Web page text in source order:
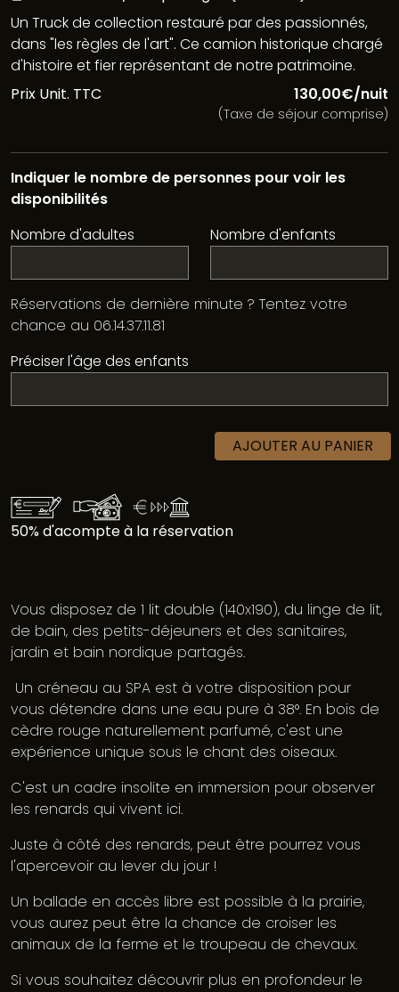
Un Truck de collection restauré par des passionnés,
dans "les règles de l'art". Ce camion historique chargé
d'histoire et fier représentant de notre patrimoine.
Prix Unit. TTC
130,00€/nuit
(Taxe de séjour comprise)
Indiquer le nombre de personnes pour voir les
disponibilités
Nombre d'adultes
Nombre d'enfants
Réservations de dernière minute ? Tentez votre
chance au 06.14.37.11.81
Préciser l'âge des enfants
AJOUTER AU PANIER
50% d'acompte à la réservation
Vous disposez de 1 lit double (140x190), du linge de lit,
de bain, des petits-déjeuners et des sanitaires,
jardin et bain nordique partagés.
Un créneau au SPA est à votre disposition pour
vous détendre dans une eau pure à 38°. En bois de
cèdre rouge naturellement parfumé, c'est une
expérience unique sous le chant des oiseaux.
C'est un cadre insolite en immersion pour observer
les renards qui vivent ici.
Juste à côté des renards, peut être pourrez vous
l'apercevoir au lever du jour !
Un ballade en accès libre est possible à la prairie,
vous aurez peut être la chance de croiser les
animaux de la ferme et le troupeau de chevaux.
Si vous souhaitez découvrir plus en profondeur le